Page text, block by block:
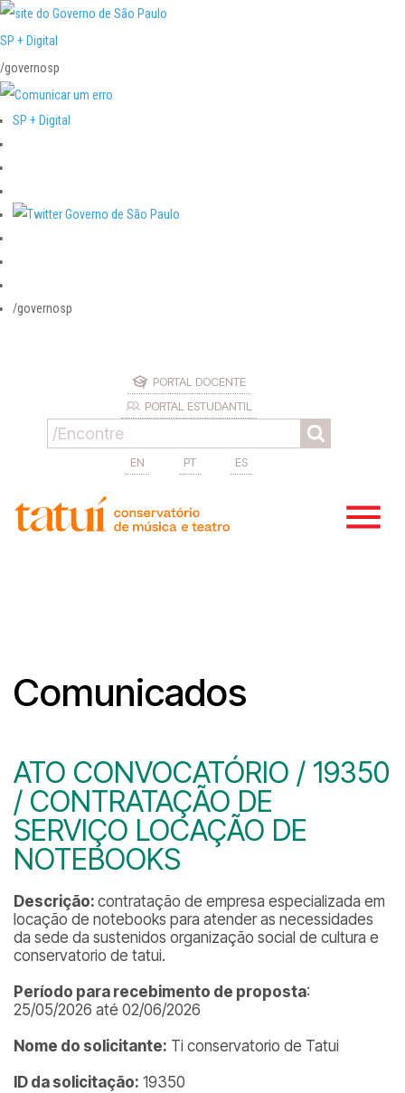
SP + Digital
/governosp
SP + Digital
/governosp
PORTAL DOCENTE
PORTAL ESTUDANTIL
EN PT ES
Comunicados
ATO CONVOCATÓRIO / 19350
/ CONTRATAÇÃO DE
SERVIÇO LOCAÇÃO DE
NOTEBOOKS
Descrição: contratação de empresa especializada em
locação de notebooks para atender as necessidades
da sede da sustenidos organização social de cultura e
conservatorio de tatui.
Período para recebimento de proposta:
25/05/2026 até 02/06/2026
Nome do solicitante: Ti conservatorio de Tatui
ID da solicitação: 19350